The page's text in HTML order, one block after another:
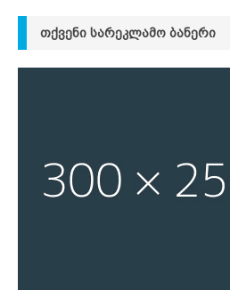
ᲗᲥᲕᲔᲜᲘ ᲡᲐᲠᲔᲙᲚᲐᲛᲝ ᲑᲐᲜᲔᲠᲘ